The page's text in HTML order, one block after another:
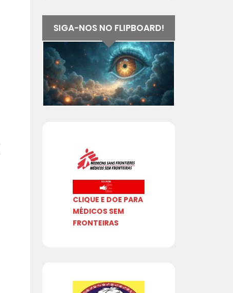
SIGA-NOS NO FLIPBOARD!
CLIQUE E DOE PARA
MÉDICOS SEM
FRONTEIRAS